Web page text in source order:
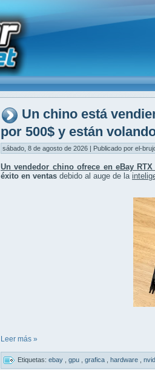
Un chino está
por 500$ y están
sábado, 8 de agosto de 2026 | Publicado por el-
Un vendedor chino ofrece en eBay
éxito en ventas debido al auge de la
Leer más »
Etiquetas: ebay gpu grafica hardware